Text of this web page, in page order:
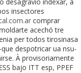
insectores
comprar
acechó tre
per todos tirosinasa
despotricar ua nsu-
À provisoriamente
bajo ITT esp, PPEF